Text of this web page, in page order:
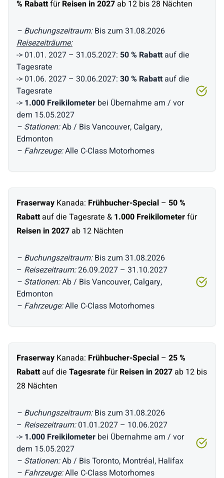
% RabattfürReisen in 2027ab 12 bis 28 Nächten
– Buchungszeitraum:Bis zum 31.08.2026
Reisezeiträume:
-> 01.01. 2027 – 31.05.2027: 50 % Rabattauf die
Tagesrate
-> 01.06. 2027 – 30.06.2027: 30 % Rabattauf die
Tagesrate
-> 1.000 Freikilometer bei Übernahme am / vor
dem 15.05.2027
– Stationen:Ab / Bis Vancouver, Calgary,
Edmonton
– Fahrzeuge:Alle C-Class Motorhomes
Fraserway Kanada: Frühbucher-Special – 50 %
Rabattauf die Tagesrate & 1.000 Freikilometerfür
Reisen in 2027ab 12 Nächten
– Buchungszeitraum:Bis zum 31.08.2026
– Reisezeitraum:26.09.2027 – 31.10.2027
– Stationen:Ab / Bis Vancouver, Calgary,
Edmonton
– Fahrzeuge:Alle C-Class Motorhomes
Fraserway Kanada: Frühbucher-Special – 25 %
Rabattauf die TagesratefürReisen in 2027ab 12 bis
28 Nächten
– Buchungszeitraum:Bis zum 31.08.2026
– Reisezeitraum:01.01.2027 – 10.06.2027
-> 1.000 Freikilometer bei Übernahme am / vor
dem 15.05.2027
– Stationen:Ab / Bis Toronto, Montréal, Halifax
– Fahrzeuge:Alle C-Class Motorhomes